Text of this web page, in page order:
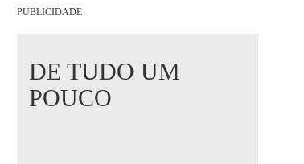
PUBLICIDADE
DE TUDO UM
POUCO